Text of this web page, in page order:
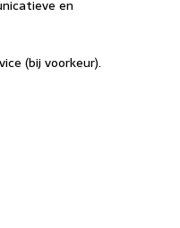
en
(bij voorkeur).